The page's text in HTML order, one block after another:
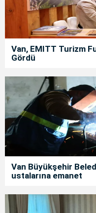
Van, EMITT Turizm
Gördü
Van Büyükşehir
ustalarına emanet